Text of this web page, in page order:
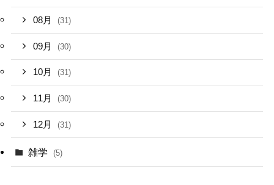
08月 (31)
09月 (30)
10月 (31)
11月 (30)
12月 (31)
雑学 (5)